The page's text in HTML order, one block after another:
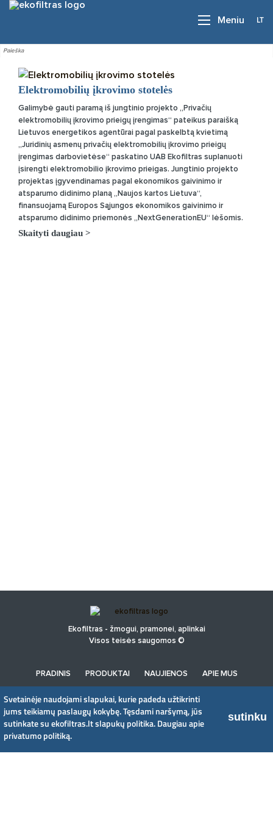
Meniu LT
Elektromobilių įkrovimo stotelės
Galimybė gauti paramą iš jungtinio projekto „Privačių
elektromobilių įkrovimo prieigų įrengimas“ pateikus paraišką
Lietuvos energetikos agentūrai pagal paskelbtą kvietimą
„Juridinių asmenų privačių elektromobilių įkrovimo prieigų
įrengimas darbovietėse“ paskatino UAB Ekofiltras suplanuoti
įsirengti elektromobilio įkrovimo prieigas. Jungtinio projekto
projektas įgyvendinamas pagal ekonomikos gaivinimo ir
atsparumo didinimo planą „Naujos kartos Lietuva“,
finansuojamą Europos Sąjungos ekonomikos gaivinimo ir
atsparumo didinimo priemonės „NextGenerationEU“ lėšomis.
Skaityti daugiau >
Ekofiltras - žmogui, pramonei, aplinkai
Visos teisės saugomos ©
PRADINIS PRODUKTAI NAUJIENOS APIE MUS
UAB EkoFiltras
Svetainėje naudojami slapukai, kurie padeda užtikrinti
jums teikiamų paslaugų kokybę. Tęsdami naršymą, jūs
sutinkate su ekofiltras.lt slapukų politika.Daugiau apie
privatumo politiką.
sutinku